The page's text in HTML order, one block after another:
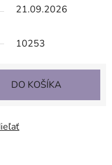
21.09.2026
10253
DO KOŠÍKA